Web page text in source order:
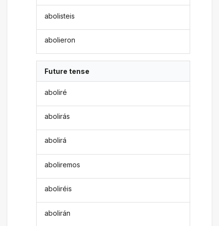
abolisteis
abolieron
Future tense
aboliré
abolirás
abolirá
aboliremos
aboliréis
abolirán